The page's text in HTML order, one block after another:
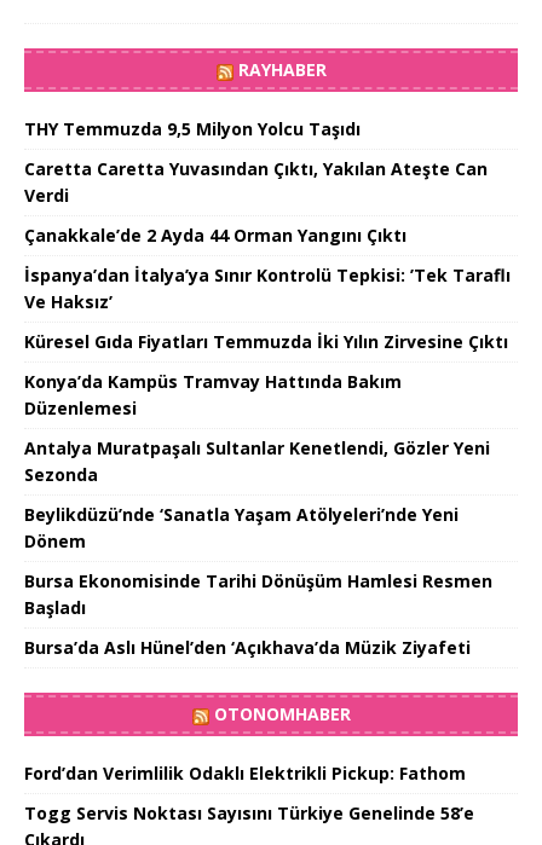
RAYHABER
THY Temmuzda 9,5 Milyon Yolcu Taşıdı
Caretta Caretta Yuvasından Çıktı, Yakılan Ateşte Can
Verdi
Çanakkale’de 2 Ayda 44 Orman Yangını Çıktı
İspanya’dan İtalya’ya Sınır Kontrolü Tepkisi: ’Tek Taraflı
Ve Haksız’
Küresel Gıda Fiyatları Temmuzda İki Yılın Zirvesine Çıktı
Konya’da Kampüs Tramvay Hattında Bakım
Düzenlemesi
Antalya Muratpaşalı Sultanlar Kenetlendi, Gözler Yeni
Sezonda
Beylikdüzü’nde ‘Sanatla Yaşam Atölyeleri’nde Yeni
Dönem
Bursa Ekonomisinde Tarihi Dönüşüm Hamlesi Resmen
Başladı
Bursa’da Aslı Hünel’den ‘Açıkhava’da Müzik Ziyafeti
OTONOMHABER
Ford’dan Verimlilik Odaklı Elektrikli Pickup: Fathom
Togg Servis Noktası Sayısını Türkiye Genelinde 58’e
Çıkardı